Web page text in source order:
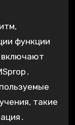
функции
включают
такие